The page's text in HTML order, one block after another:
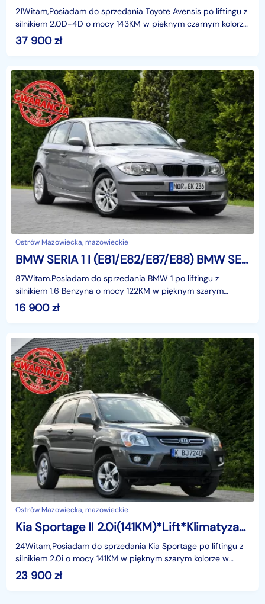
21Witam,Posiadam do sprzedania Toyote Avensis po liftingu z
silnikiem 2.0D-4D o mocy 143KM w pięknym czarnym kolorze
w bogatej wersji wyposażenia i z rewelacyjn
37 900zł
Ostrów Mazowiecka, mazowieckie
BMW SERIA 1 I (E81/E82/E87/E88) BMW SERIA 1 1.6i(122KM)*Duża Navi*Lift*Welur*I Właściciel*Alu16"ASO BMW
87Witam.Posiadam do sprzedania BMW 1 po liftingu z
silnikiem 1.6 Benzyna o mocy 122KM w pięknym szarym
Kolorze, w bogatej wersji wyposażenia i z rewelacyjnym Si
16 900zł
Ostrów Mazowiecka, mazowieckie
Kia Sportage II 2.0i(141KM)*Lift*Klimatyzacja*Skóry*Reling*I Właściciel*Alu16"ASO Ki
24Witam,Posiadam do sprzedania Kia Sportage po liftingu z
silnikiem 2.0i o mocy 141KM w pięknym szarym kolorze w
bogatej wersji wyposażenia i z rewelacyjnym Si
23 900zł